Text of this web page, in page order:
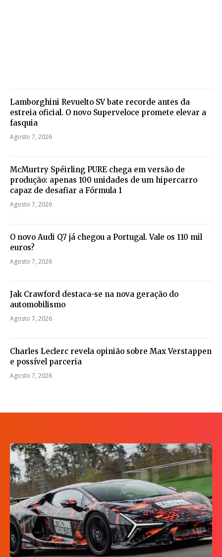
Lamborghini Revuelto SV bate recorde antes da
estreia oficial. O novo Superveloce promete elevar a
fasquia
Agosto 7, 2026
McMurtry Spéirling PURE chega em versão de
produção: apenas 100 unidades de um hipercarro
capaz de desafiar a Fórmula 1
Agosto 7, 2026
O novo Audi Q7 já chegou a Portugal. Vale os 110 mil
euros?
Agosto 7, 2026
Jak Crawford destaca-se na nova geração do
automobilismo
Agosto 7, 2026
Charles Leclerc revela opinião sobre Max Verstappen
e possível parceria
Agosto 7, 2026